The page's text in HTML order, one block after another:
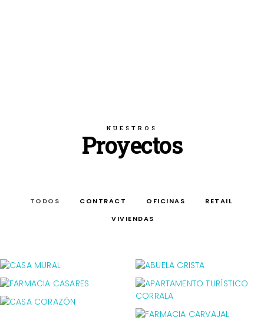
NUESTROS
Proyectos
TODOS CONTRACT OFICINAS
RETAIL
VIVIENDAS